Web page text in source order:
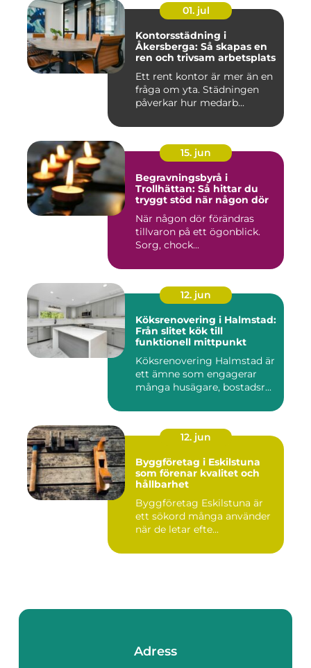
01. jul
Kontorsstädning i
Åkersberga: Så skapas en
ren och trivsam arbetsplats
Ett rent kontor är mer än en
fråga om yta. Städningen
påverkar hur medarb...
15. jun
Begravningsbyrå i
Trollhättan: Så hittar du
tryggt stöd när någon dör
När någon dör förändras
tillvaron på ett ögonblick.
Sorg, chock...
12. jun
Köksrenovering i Halmstad:
Från slitet kök till
funktionell mittpunkt
Köksrenovering Halmstad är
ett ämne som engagerar
många husägare, bostadsr...
12. jun
Byggföretag i Eskilstuna
som förenar kvalitet och
hållbarhet
Byggföretag Eskilstuna är
ett sökord många använder
när de letar efte...
Adress